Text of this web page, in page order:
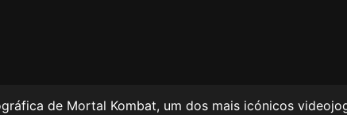
de Mortal Kombat, um dos mais icónicos